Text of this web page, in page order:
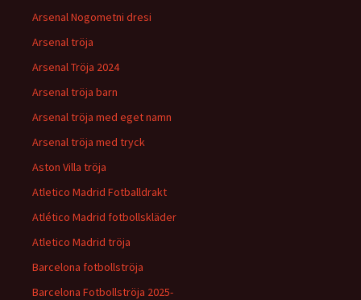
Arsenal Nogometni dresi
Arsenal tröja
Arsenal Tröja 2024
Arsenal tröja barn
Arsenal tröja med eget namn
Arsenal tröja med tryck
Aston Villa tröja
Atletico Madrid Fotballdrakt
Atlético Madrid fotbollskläder
Atletico Madrid tröja
Barcelona fotbollströja
Barcelona Fotbollströja 2025-